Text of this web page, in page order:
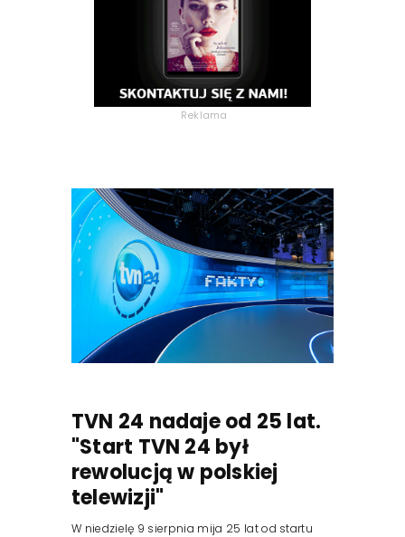
Reklama
TVN 24 nadaje od 25 lat.
"Start TVN 24 był
rewolucją w polskiej
telewizji"
W niedzielę 9 sierpnia mija 25 lat od startu